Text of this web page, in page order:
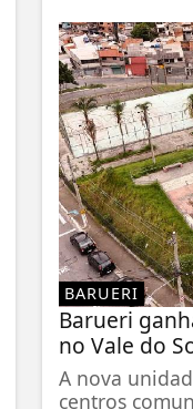
BARUERI
Barueri
no Vale do
A nova
centros